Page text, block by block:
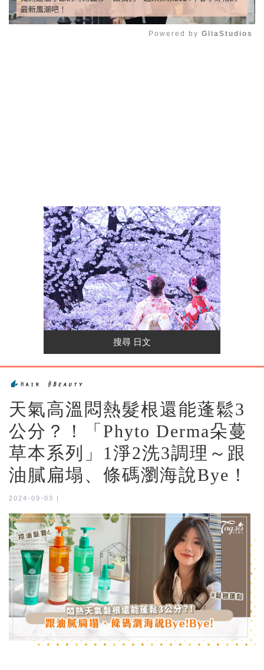
Powered by GliaStudios
天氣高溫悶熱髮根還能蓬鬆3
公分？！「Phyto Derma朵蔓
草本系列」1淨2洗3調理～跟
油膩扁塌、條碼瀏海說Bye！
2024-09-03 |